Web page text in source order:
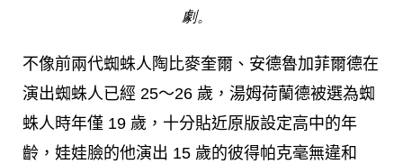
劇。
不像前兩代蜘蛛人陶比麥奎爾、安德魯加菲爾德在
演出蜘蛛人已經 25～26 歲，湯姆荷蘭德被選為蜘
蛛人時年僅 19 歲，十分貼近原版設定高中的年
齡，娃娃臉的他演出 15 歲的彼得帕克毫無違和